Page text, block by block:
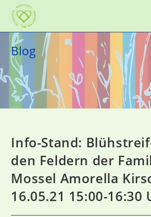
Inhalt
springen
Blog
Info-Stand:
den Feldern der
Mossel Amorella
16.05.21 15:00-16:30